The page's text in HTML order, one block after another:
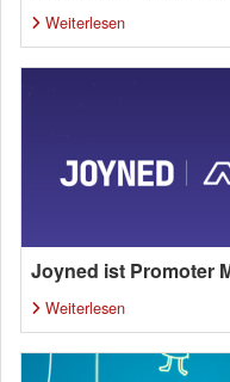
Weiterlesen
Joyned ist Promoter
Weiterlesen